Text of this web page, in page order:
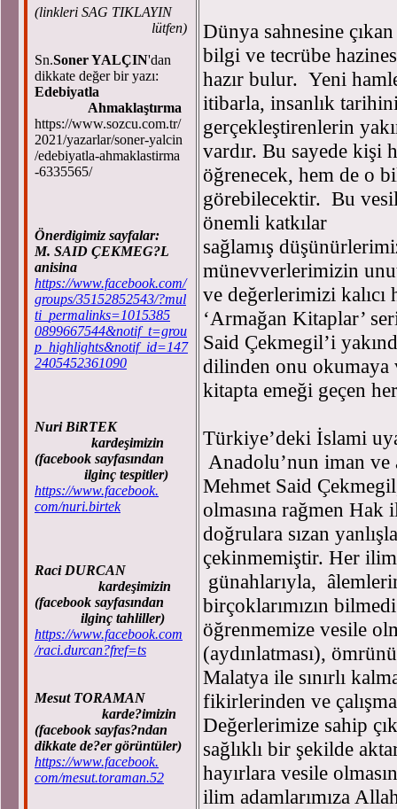
(linkleri SAG TIKLAYIN
lütfen)
Sn.Soner YALÇIN'dan
dikkate değer bir yazı:
Edebiyatla
Ahmaklaştırma
https://www.sozcu.com.tr/
2021/yazarlar/soner-yalcin
/edebiyatla-ahmaklastirma
-6335565/
Önerdigimiz sayfalar:
M. SAID ÇEKMEG?L
anisina
https://www.facebook.com/
groups/35152852543/?mul
ti_permalinks=1015385
0899667544&notif_t=grou
p_highlights&notif_id=147
2405452361090
Nuri BiRTEK
kardeşimizin
(facebook sayfasından
ilginç tespitler)
https://www.facebook.
com/nuri.birtek
Raci DURCAN
kardeşimizin
(facebook sayfasından
ilginç tahliller)
https://www.facebook.com
/raci.durcan?fref=ts
Mesut TORAMAN
karde?imizin
(facebook sayfas?ndan
dikkate de?er görüntüler)
https://www.facebook.
com/mesut.toraman.52
Dünya sahnesine
bilgi ve tecrübe
hazır bulur. Yeni
itibarla, insanlık
gerçekleştirenlerin
vardır. Bu sayede kişi
öğrenecek, hem de o
görebilecektir. Bu
önemli katkılar
sağlamış
münevverlerimizin
ve değerlerimizi kalıcı
‘Armağan Kitaplar’
Said Çekmegil’i
dilinden onu okumaya
kitapta emeği geçen
Türkiye’deki İslami
Anadolu’nun iman
Mehmet Said
olmasına rağmen Hak
doğrulara sızan
çekinmemiştir. Her
günahlarıyla,
birçoklarımızın
öğrenmemize vesile
(aydınlatması),
Malatya ile sınırlı
fikirlerinden ve
Değerlerimize sahip
sağlıklı bir şekilde
hayırlara vesile
ilim adamlarımıza